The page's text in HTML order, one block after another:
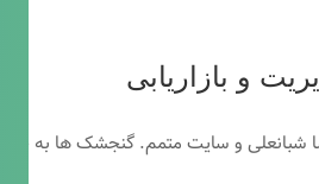
و بازاریابی
شبانعلی و سایت متمم. گنجشک ها به